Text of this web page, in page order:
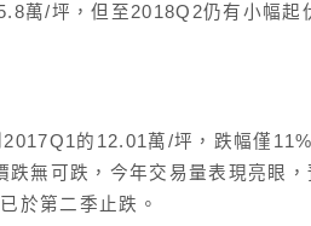
萬/坪，但至2018Q2仍有小幅起
的12.01萬/坪，跌幅僅
無可跌，今年交易量表現亮眼，
於第二季止跌。